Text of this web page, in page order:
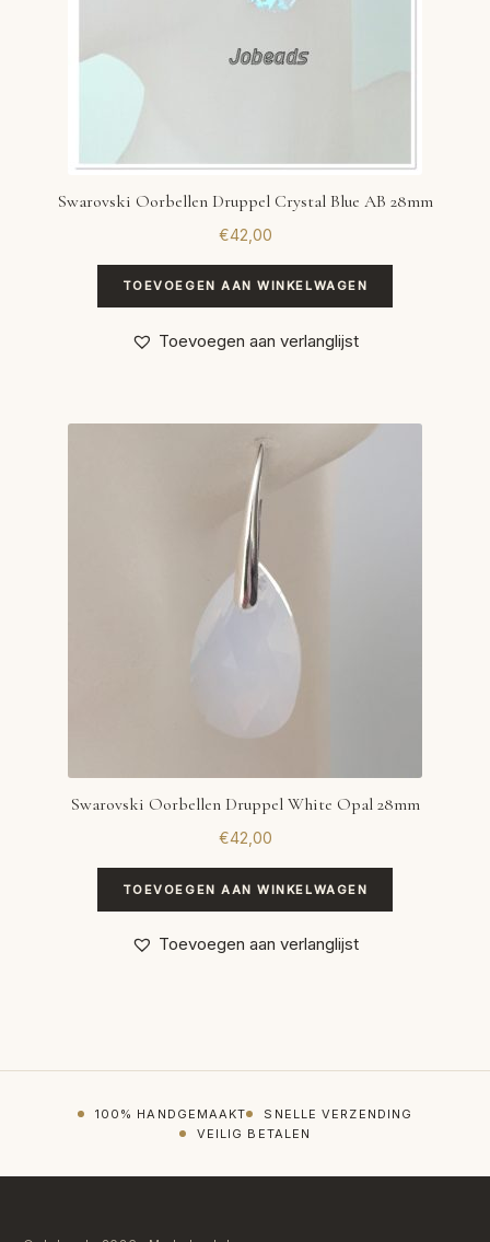
Swarovski Oorbellen Druppel Crystal Blue AB 28mm
€42,00
TOEVOEGEN AAN WINKELWAGEN
Toevoegen aan verlanglijst
Swarovski Oorbellen Druppel White Opal 28mm
€42,00
TOEVOEGEN AAN WINKELWAGEN
Toevoegen aan verlanglijst
100% HANDGEMAAKT
SNELLE VERZENDING
VEILIG BETALEN